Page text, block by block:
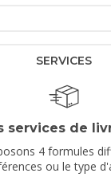
SERVICES
services de
4 formules
ou le type